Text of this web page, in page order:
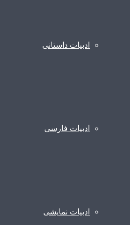
ادبیات داستانی
ادبیات فارسی
ادبیات نمایشی